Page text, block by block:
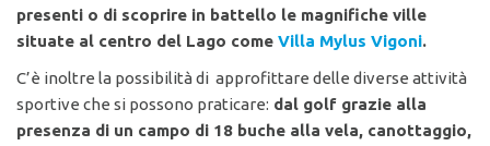
presenti o di scoprire in battello le magnifiche ville
situate al centro del Lago come Villa Mylus Vigoni.
C’è inoltre la possibilità di approfittare delle diverse attività
sportive che si possono praticare: dal golf grazie alla
presenza di un campo di 18 buche alla vela, canottaggio,